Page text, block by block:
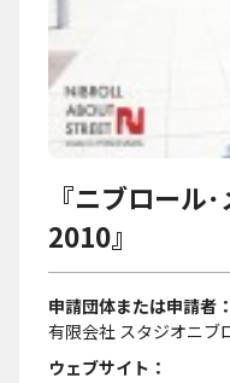
『ニブロール
2010』
申請団体または申請者
有限会社 スタジオニブ
ウェブサイト